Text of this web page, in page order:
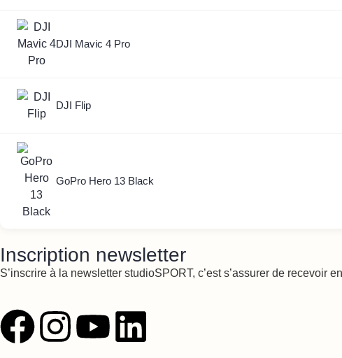
DJI Mavic 4 Pro
DJI Flip
GoPro Hero 13 Black
Inscription newsletter
S’inscrire à la newsletter studioSPORT, c’est s’assurer de